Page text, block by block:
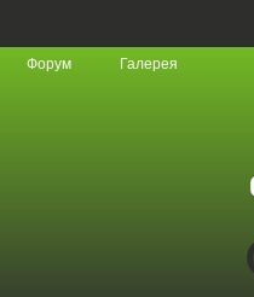
Форум Галерея